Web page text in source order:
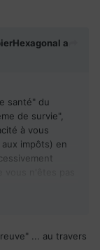
a
santé" du
de survie",
à vous
impôts) en
donc, devrait
de survie
... au travers